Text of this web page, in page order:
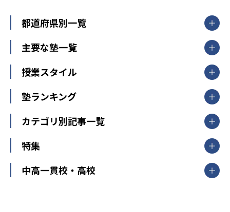
都道府県別一覧
北海道・東北
山形県
福島県
関東
東京都
神奈川県
茨城県
栃木県
群馬県
新潟県
中部
愛知県
静岡県
長野県
主要な塾一覧
【掲載塾一覧を見る】
東京個別指導学院
明光義塾
個別教室のトライ
武田塾
授業スタイル
個別指導
オンライン指導
塾ランキング
中学受験ランキング
カテゴリ別記事一覧
中学受験
大学受験
特集
開成番長直伝！子どもの受験を成功させる方法
中高一貫校・高校